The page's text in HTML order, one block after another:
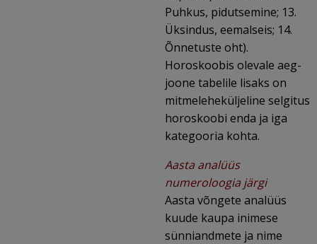
Puhkus, pidutsemine; 13.
Üksindus, eemalseis; 14.
Õnnetuste oht).
Horoskoobis olevale aeg-
joone tabelile lisaks on
mitmeleheküljeline selgitus
horoskoobi enda ja iga
kategooria kohta.
Aasta analüüs
numeroloogia järgi
Aasta võngete analüüs
kuude kaupa inimese
sünniandmete ja nime